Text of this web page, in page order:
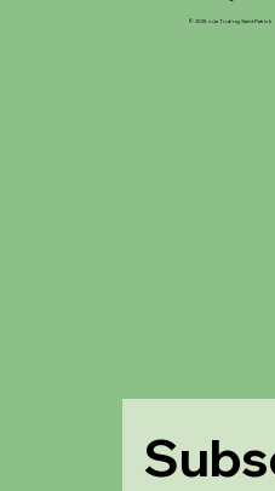
© 2025 của Trường Saint Patrick